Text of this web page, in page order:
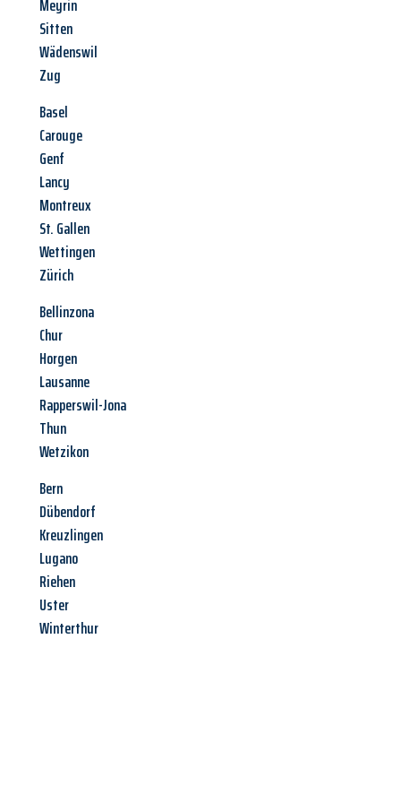
Meyrin
Sitten
Wädenswil
Zug
Basel
Carouge
Genf
Lancy
Montreux
St. Gallen
Wettingen
Zürich
Bellinzona
Chur
Horgen
Lausanne
Rapperswil-Jona
Thun
Wetzikon
Bern
Dübendorf
Kreuzlingen
Lugano
Riehen
Uster
Winterthur